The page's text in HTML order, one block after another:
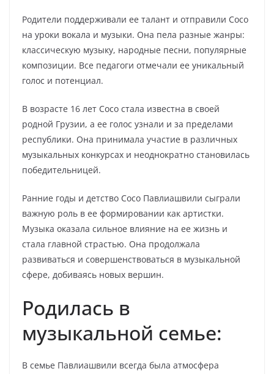
Родители поддерживали ее талант и отправили Сосо
на уроки вокала и музыки. Она пела разные жанры:
классическую музыку, народные песни, популярные
композиции. Все педагоги отмечали ее уникальный
голос и потенциал.
В возрасте 16 лет Сосо стала известна в своей
родной Грузии, а ее голос узнали и за пределами
республики. Она принимала участие в различных
музыкальных конкурсах и неоднократно становилась
победительницей.
Ранние годы и детство Сосо Павлиашвили сыграли
важную роль в ее формировании как артистки.
Музыка оказала сильное влияние на ее жизнь и
стала главной страстью. Она продолжала
развиваться и совершенствоваться в музыкальной
сфере, добиваясь новых вершин.
Родилась в
музыкальной семье:
В семье Павлиашвили всегда была атмосфера